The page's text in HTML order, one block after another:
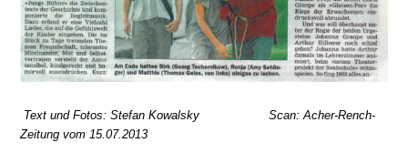
Text und Fotos: Stefan Kowalsky Scan: Acher-Rench-
Zeitung vom 15.07.2013